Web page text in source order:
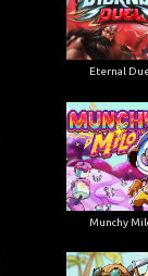
Eternal
Munchy